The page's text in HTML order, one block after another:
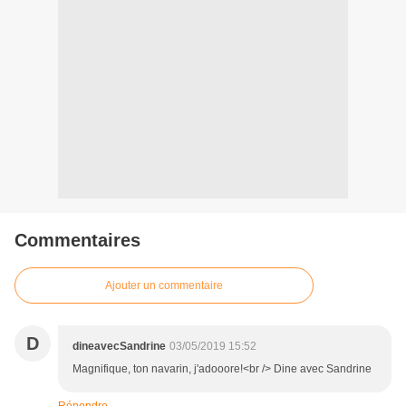
Commentaires
Ajouter un commentaire
D dineavecSandrine 03/05/2019 15:52
Magnifique, ton navarin, j'adooore!<br /> Dine avec Sandrine